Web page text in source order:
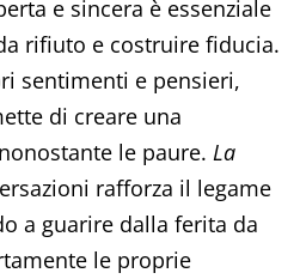
e sincera è essenziale
rifiuto e costruire fiducia.
sentimenti e pensieri,
di creare una
le paure. La
rafforza il legame
a guarire dalla ferita da
le proprie